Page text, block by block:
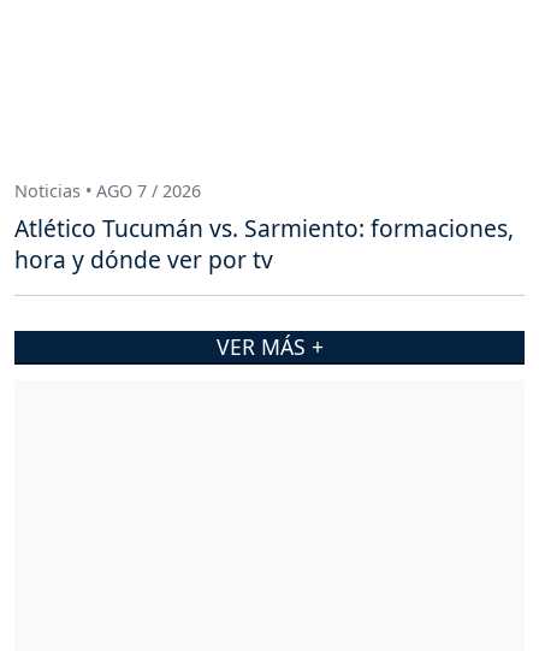
Noticias • AGO 7 / 2026
Atlético Tucumán vs. Sarmiento: formaciones,
hora y dónde ver por tv
VER MÁS +